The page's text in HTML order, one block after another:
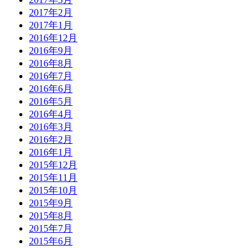
2017年2月
2017年1月
2016年12月
2016年9月
2016年8月
2016年7月
2016年6月
2016年5月
2016年4月
2016年3月
2016年2月
2016年1月
2015年12月
2015年11月
2015年10月
2015年9月
2015年8月
2015年7月
2015年6月